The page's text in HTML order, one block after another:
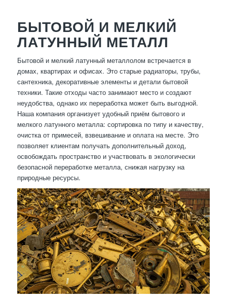
БЫТОВОЙ И МЕЛКИЙ
ЛАТУННЫЙ МЕТАЛЛ
Бытовой и мелкий латунный металлолом встречается в
домах, квартирах и офисах. Это старые радиаторы, трубы,
сантехника, декоративные элементы и детали бытовой
техники. Такие отходы часто занимают место и создают
неудобства, однако их переработка может быть выгодной.
Наша компания организует удобный приём бытового и
мелкого латунного металла: сортировка по типу и качеству,
очистка от примесей, взвешивание и оплата на месте. Это
позволяет клиентам получать дополнительный доход,
освобождать пространство и участвовать в экологически
безопасной переработке металла, снижая нагрузку на
природные ресурсы.